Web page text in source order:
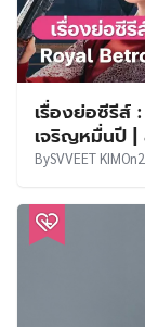
เรื่องย่อซีรีส์
เจริญหมื่นปี |
BySVVEET KIMOn